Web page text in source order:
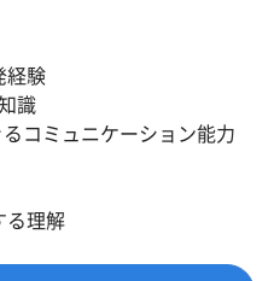
経験
識
コミュニケーション能力
る理解